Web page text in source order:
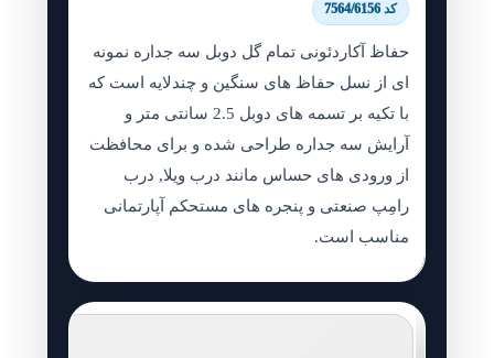
کد 7564/6156
حفاظ آکاردئونی تمام گل دوبل سه جداره نمونه
ای از نسل حفاظ های سنگین و چندلایه است که
با تکیه بر تسمه های دوبل 2.5 سانتی متر و
آرایش سه جداره طراحی شده و برای محافظت
از ورودی های حساس مانند درب ویلا, درب
رامِپ صنعتی و پنجره های مستحکم آپارتمانی
مناسب است.